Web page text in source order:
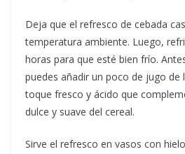
Deja que el refresco de cebada
temperatura ambiente. Luego,
horas para que esté bien frío.
puedes añadir un poco de jugo de
toque fresco y ácido que
dulce y suave del cereal.
Sirve el refresco en vasos con